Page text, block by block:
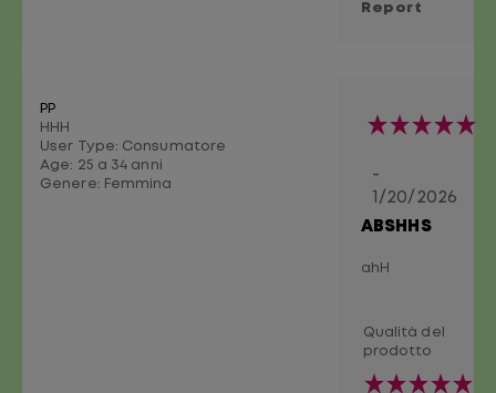
Report
PP
HHH
User Type: Consumatore
Age: 25 a 34 anni
Genere: Femmina
-
1/20/2026
ABSHHS
ahH
Qualità del
prodotto